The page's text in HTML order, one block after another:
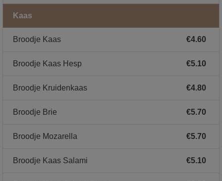
Kaas
Broodje Kaas €4.60
Broodje Kaas Hesp €5.10
Broodje Kruidenkaas €4.80
Broodje Brie €5.70
Broodje Mozarella €5.70
Broodje Kaas Salami €5.10